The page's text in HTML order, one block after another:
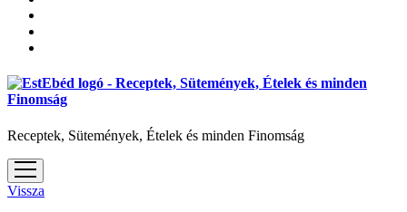
Receptek, Sütemények, Ételek és minden Finomság
open
menu
Vissza